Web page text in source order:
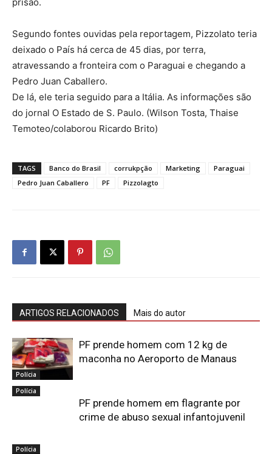
Segundo fontes ouvidas pela reportagem, Pizzolato teria
deixado o País há cerca de 45 dias, por terra,
atravessando a fronteira com o Paraguai e chegando a
Pedro Juan Caballero.
De lá, ele teria seguido para a Itália. As informações são
do jornal O Estado de S. Paulo. (Wilson Tosta, Thaise
Temoteo/colaborou Ricardo Brito)
TAGS Banco do Brasil corrukpção Marketing
Paraguai
Pedro Juan Caballero
PF Pizzolagto
ARTIGOS RELACIONADOS Mais do autor
Polícia
PF prende homem com 12 kg de
maconha no Aeroporto de Manaus
Polícia
PF prende homem em flagrante por
crime de abuso sexual infantojuvenil
Polícia